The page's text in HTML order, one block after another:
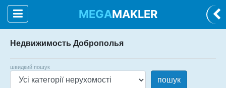
MEGAMAKLER
Недвижимость Доброполья
швидкий пошук
пошук